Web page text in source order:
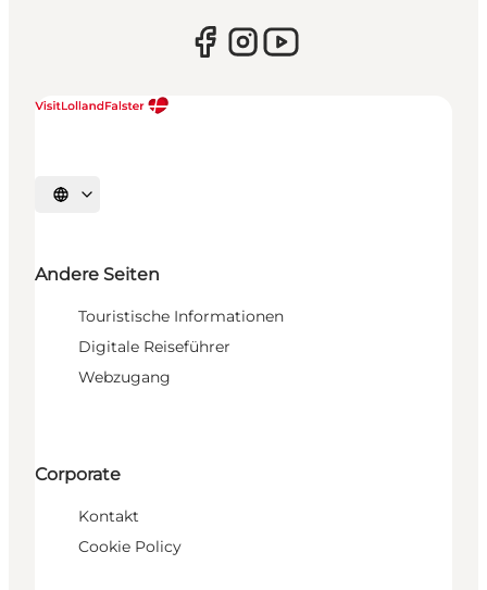
Sprache auswählen
Andere Seiten
Touristische Informationen
Digitale Reiseführer
Webzugang
Corporate
Kontakt
Cookie Policy